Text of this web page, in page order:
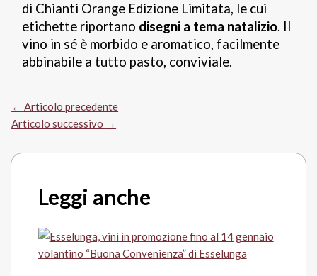
di Chianti Orange Edizione Limitata, le cui
etichette riportano disegni a tema natalizio. Il
vino in sé è morbido e aromatico, facilmente
abbinabile a tutto pasto, conviviale.
← Articolo precedente
Articolo successivo →
Leggi anche